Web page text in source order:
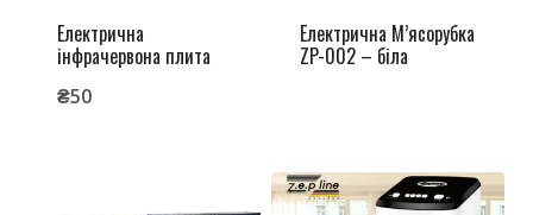
Електрична
інфрачервона плита
₴50
Електрична М’ясорубка
ZP-002 – біла